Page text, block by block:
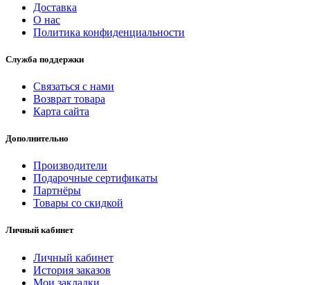
Доставка
О нас
Политика конфиденциальности
Служба поддержки
Связаться с нами
Возврат товара
Карта сайта
Дополнительно
Производители
Подарочные сертификаты
Партнёры
Товары со скидкой
Личный кабинет
Личный кабинет
История заказов
Мои закладки